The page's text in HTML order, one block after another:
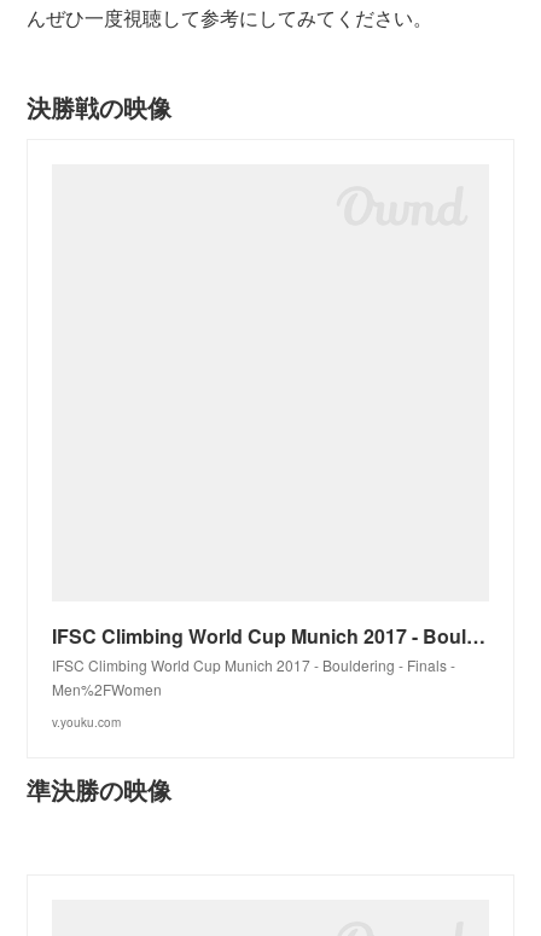
んぜひ一度視聴して参考にしてみてください。
決勝戦の映像
IFSC Climbing World Cup Munich 2017 - Bouldering - Finals - Men%2FWomen—在线播放—优酷网，视频高清在线观看
IFSC Climbing World Cup Munich 2017 - Bouldering - Finals -
Men%2FWomen
v.youku.com
準決勝の映像